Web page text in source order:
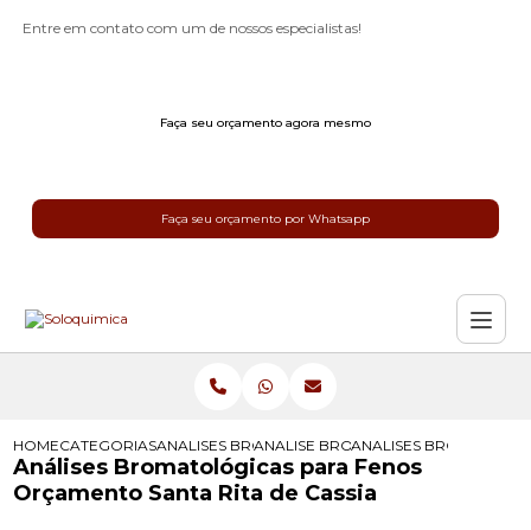
Entre em contato com um de nossos especialistas!
Faça seu orçamento agora mesmo
Faça seu orçamento por Whatsapp
HOMECATEGORIASANALISES BROMATOLOGICAS
ANALISE BROMATOLOGICA
ANALISES
Análises Bromatológicas para Fenos
Orçamento Santa Rita de Cassia